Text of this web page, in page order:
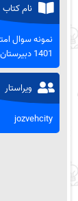
نام کتاب
نمونه سوال
1401 دبیرستان جوادالائمه میناب
ویراستار
jozvehcity